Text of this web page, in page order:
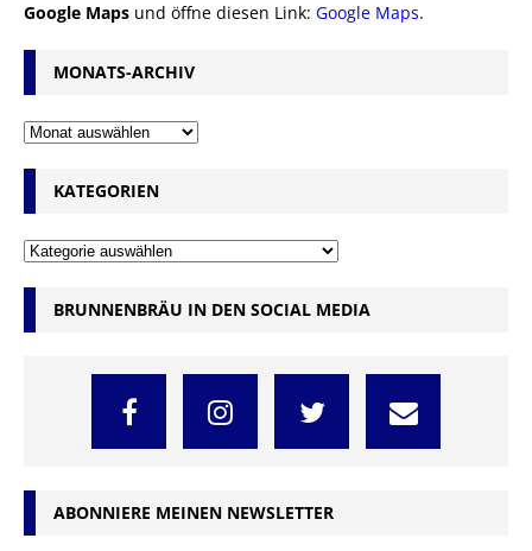
Google Maps und öffne diesen Link: Google Maps.
MONATS-ARCHIV
KATEGORIEN
BRUNNENBRÄU IN DEN SOCIAL MEDIA
ABONNIERE MEINEN NEWSLETTER